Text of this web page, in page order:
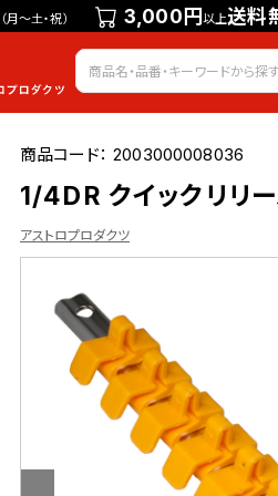
（月～土・祝） 3,000円以上送料
会員登録
商品コード：2003000008036
1/4DR クイックリリ
アストロプロダクツ